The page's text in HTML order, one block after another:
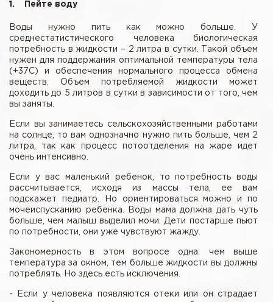
Пейте воду
Воды нужно пить как можно больше. У
среднестатистического человека биологическая
потребность в жидкости – 2 литра в сутки. Такой объем
нужен для поддержания оптимальной температуры тела
(+37С) и обеспечения нормального процесса обмена
веществ. Объем потребляемой жидкости может
доходить до 5 литров в сутки в зависимости от того, чем
вы заняты.
Если вы занимаетесь сельскохозяйственными работами
на солнце, то вам однозначно нужно пить больше, чем 2
литра, так как процесс потоотделения на жаре идет
очень интенсивно.
Если у вас маленький ребенок, то потребность воды
рассчитывается, исходя из массы тела, ее вам
подскажет педиатр. Но ориентироваться можно и по
мочеиспусканию ребенка. Воды мама должна дать чуть
больше, чем малыш выделил мочи. Дети постарше пьют
по потребности, они уже чувствуют жажду.
Закономерность в этом вопросе одна: чем выше
температура за окном, тем больше жидкости вы должны
потреблять. Но здесь есть исключения.
- Если у человека появляются отеки или он страдает